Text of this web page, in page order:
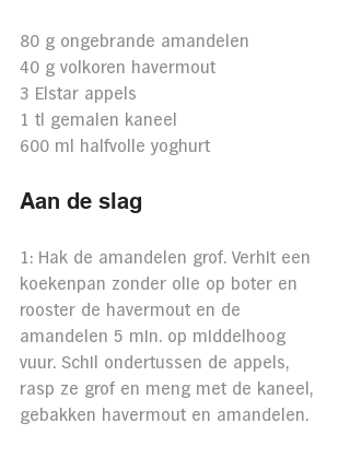
80 g ongebrande amandelen
40 g volkoren havermout
3 Elstar appels
1 tl gemalen kaneel
600 ml halfvolle yoghurt
Aan de slag
1: Hak de amandelen grof. Verhit een
koekenpan zonder olie op boter en
rooster de havermout en de
amandelen 5 min. op middelhoog
vuur. Schil ondertussen de appels,
rasp ze grof en meng met de kaneel,
gebakken havermout en amandelen.